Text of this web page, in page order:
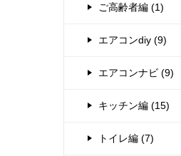
ご高齢者編 (1)
エアコンdiy (9)
エアコンナビ (9)
キッチン編 (15)
トイレ編 (7)